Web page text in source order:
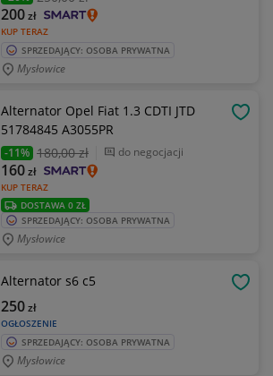
KUP TERAZ
200zł
SPRZEDAJĄCY: OSOBA PRYWATNA
Mysłowice
Alternator Opel Fiat 1.3 CDTI JTD
51784845 A3055PR
-11% 180,00 zł do negocjacji
KUP TERAZ
160zł
DOSTAWA 0 ZŁ
SPRZEDAJĄCY: OSOBA PRYWATNA
Mysłowice
Alternator s6 c5
OGŁOSZENIE
250zł
SPRZEDAJĄCY: OSOBA PRYWATNA
Mysłowice